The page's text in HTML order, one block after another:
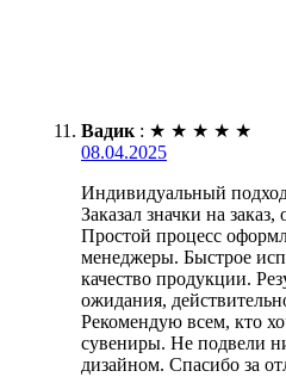
Вадик : ★ ★ ★ ★ ★
08.04.2025
Индивидуальный
Заказал значки на
Простой процесс
менеджеры. Быстрое
качество продукции.
ожидания,
Рекомендую всем, кто
сувениры. Не подвели
дизайном. Спасибо за